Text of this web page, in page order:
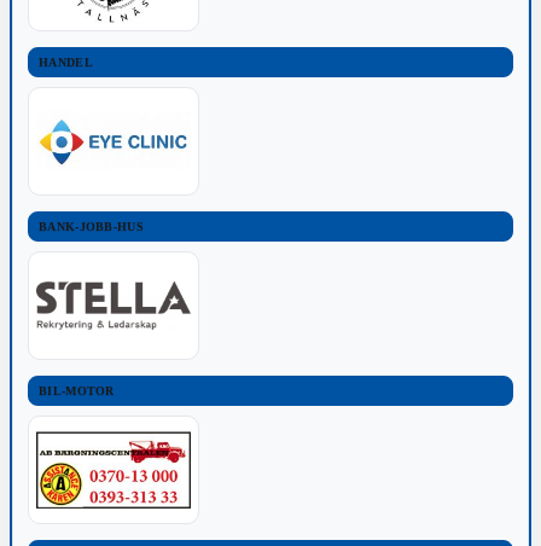
HANDEL
BANK-JOBB-HUS
BIL-MOTOR